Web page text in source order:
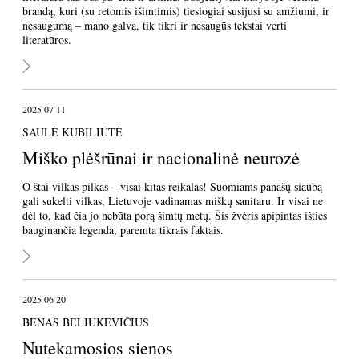
brandą, kuri (su retomis išimtimis) tiesiogiai susijusi su amžiumi, ir
nesaugumą – mano galva, tik tikri ir nesaugūs tekstai verti
literatūros.
2025 07 11
SAULĖ KUBILIŪTĖ
Miško plėšrūnai ir nacionalinė neurozė
O štai vilkas pilkas – visai kitas reikalas! Suomiams panašų siaubą
gali sukelti vilkas, Lietuvoje vadinamas miškų sanitaru. Ir visai ne
dėl to, kad čia jo nebūta porą šimtų metų. Šis žvėris apipintas išties
bauginančia legenda, paremta tikrais faktais.
2025 06 20
BENAS BELIUKEVIČIUS
Nutekamosios sienos